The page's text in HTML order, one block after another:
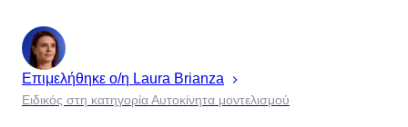
Επιμελήθηκε ο/η Laura Brianza
Ειδικός στη κατηγορία Αυτοκίνητα μοντελισμού